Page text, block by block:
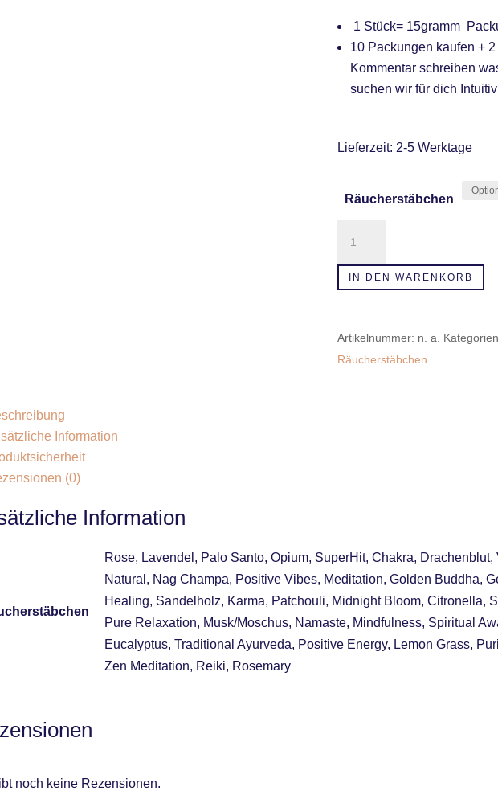
1 Stück= 15gramm
10 Packungen kaufen +
Kommentar schreiben
suchen wir für dich
Lieferzeit: 2-5 Werktage
Räucherstäbchen
Satya
Menge
IN DEN WARENKORB
Artikelnummer: n. a.
Räucherstäbchen
Information
(0)
Information
Rose, Lavendel, Palo Santo, Opium, SuperHit, Chakra,
Natural, Nag Champa, Positive Vibes, Meditation, Golden Buddha,
Healing, Sandelholz, Karma, Patchouli, Midnight Bloom, Citronella,
Pure Relaxation, Musk/Moschus, Namaste, Mindfulness, Spiritual
Eucalyptus, Traditional Ayurveda, Positive Energy, Lemon Grass,
Zen Meditation, Reiki, Rosemary
noch keine Rezensionen.